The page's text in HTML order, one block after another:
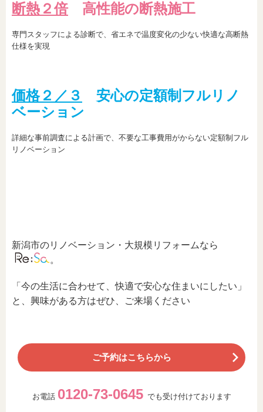
断熱２倍 高性能の断熱施工
専門スタッフによる診断で、省エネで温度変化の少ない快適な高断熱
仕様を実現
価格２／３
安心の定額制フルリノ
ベーション
詳細な事前調査による計画で、不要な工事費用がからない定額制フル
リノベーション
新潟市のリノベーション・大規模リフォームなら
。
「今の生活に合わせて、快適で安心な住まいにしたい」
と、興味がある方はぜひ、ご来場ください
ご予約はこちらから
お電話 0120-73-0645 でも受け付けております